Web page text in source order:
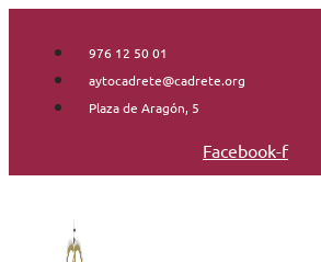
contenido
976 12 50 01
aytocadrete@cadrete.org
Plaza de Aragón, 5
Facebook-f